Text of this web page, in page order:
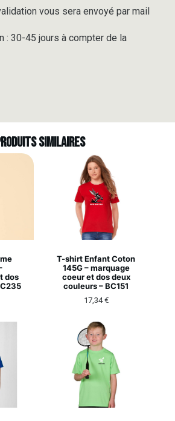
vous sera envoyé par mail
: 30-45 jours à compter de la
similaires
dos
T-shirt Enfant Coton
145G – marquage
coeur et dos deux
couleurs – BC151
17,34€